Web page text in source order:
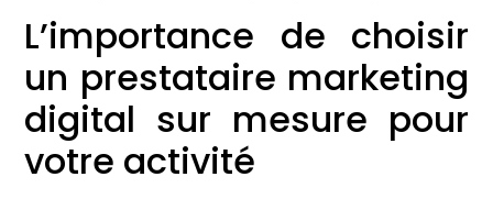
L’importance de choisir
un prestataire marketing
digital sur mesure pour
votre activité